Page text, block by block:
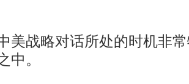
战略对话所处的时机非常
中。